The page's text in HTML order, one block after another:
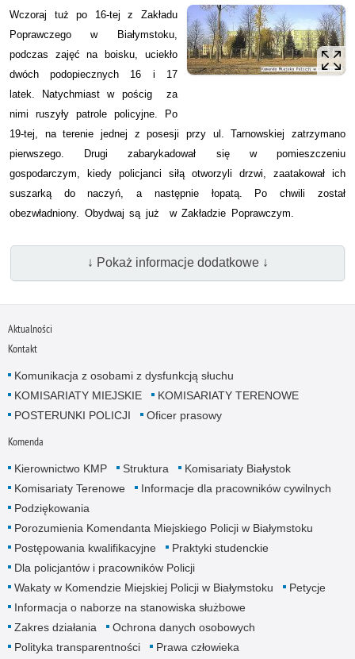
Wczoraj tuż po 16-tej z Zakładu
Poprawczego w Białymstoku,
podczas zajęć na boisku, uciekło
dwóch podopiecznych 16 i 17
latek. Natychmiast w pościg za
nimi ruszyły patrole policyjne. Po
19-tej, na terenie jednej z posesji przy ul. Tarnowskiej zatrzymano
pierwszego. Drugi zabarykadował się w pomieszczeniu
gospodarczym, kiedy policjanci siłą otworzyli drzwi, zaatakował ich
suszarką do naczyń, a następnie łopatą. Po chwili został
obezwładniony. Obydwaj są już w Zakładzie Poprawczym.
↓ Pokaż informacje dodatkowe ↓
Aktualności
Kontakt
Komunikacja z osobami z dysfunkcją słuchu
KOMISARIATY MIEJSKIE
KOMISARIATY TERENOWE
POSTERUNKI POLICJI
Oficer prasowy
Komenda
Kierownictwo KMP Struktura
Komisariaty Białystok
Komisariaty Terenowe
Informacje dla pracowników cywilnych
Podziękowania
Porozumienia Komendanta Miejskiego Policji w Białymstoku
Postępowania kwalifikacyjne
Praktyki studenckie
Dla policjantów i pracowników Policji
Wakaty w Komendzie Miejskiej Policji w Białymstoku
Petycje
Informacja o naborze na stanowiska służbowe
Zakres działania
Ochrona danych osobowych
Polityka transparentności
Prawa człowieka